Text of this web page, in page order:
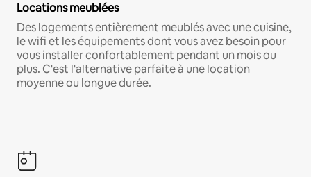
Locations meublées
Des logements entièrement meublés avec une cuisine,
le wifi et les équipements dont vous avez besoin pour
vous installer confortablement pendant un mois ou
plus. C'est l'alternative parfaite à une location
moyenne ou longue durée.